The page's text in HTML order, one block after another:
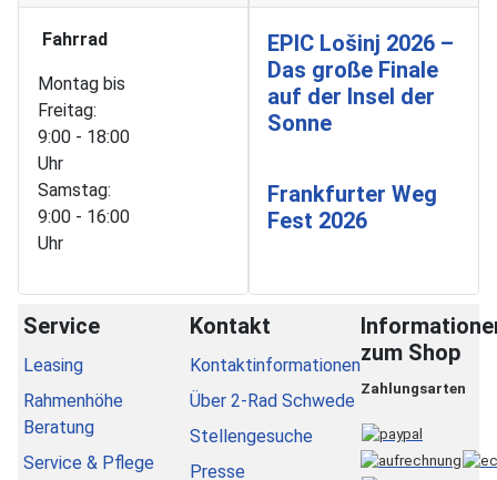
Fahrrad
Montag bis
Freitag:
9:00 - 18:00
Uhr
Samstag:
9:00 - 16:00
Uhr
EPIC Lošinj 2026 –
Das große Finale
auf der Insel der
Sonne
Frankfurter Weg
Fest 2026
Service
Leasing
Rahmenhöhe
Beratung
Service & Pflege
Kontakt
Kontaktinformationen
Über 2-Rad Schwede
Stellengesuche
Presse
zum Shop
Zahlungsarten